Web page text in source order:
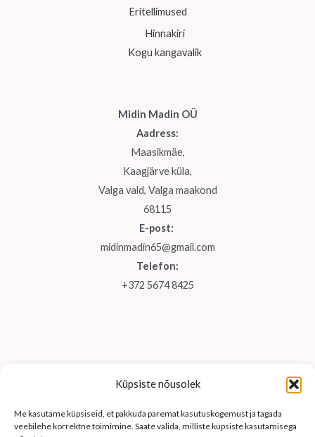
Küpsiste nõusolek
Me kasutame küpsiseid, et pakkuda paremat kasutuskogemust ja tagada
veebilehe korrektne toimimine. Saate valida, milliste küpsiste kasutamisega
Eritellimused
Hinnakiri
Kogu kangavalik
Midin Madin OÜ
Aadress:
Maasikmäe,
Kaagjärve küla,
Valga vald, Valga maakond
68115
E-post:
midinmadin65@gmail.com
Telefon:
+372 5674 8425